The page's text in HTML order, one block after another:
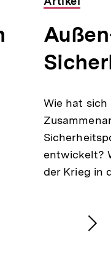
Wie hat
entwickelt?
der Krieg in